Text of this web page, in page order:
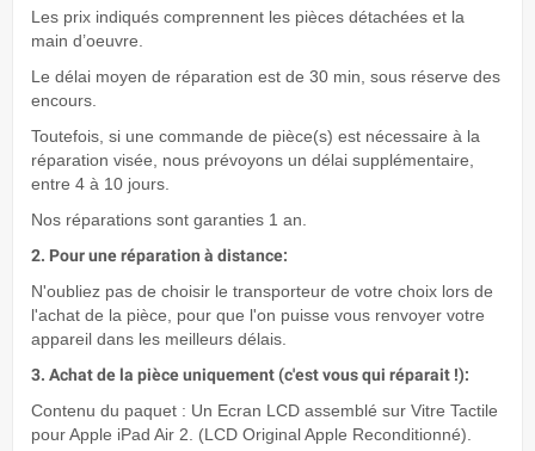
Les prix indiqués comprennent les pièces détachées et la
main d’oeuvre.
Le délai moyen de réparation est de 30 min, sous réserve des
encours.
Toutefois, si une commande de pièce(s) est nécessaire à la
réparation visée, nous prévoyons un délai supplémentaire,
entre 4 à 10 jours.
Nos réparations sont garanties 1 an.
2. Pour une réparation à distance:
N'oubliez pas de choisir le transporteur de votre choix lors de
l'achat de la pièce, pour que l'on puisse vous renvoyer votre
appareil dans les meilleurs délais.
3. Achat de la pièce uniquement (c'est vous qui réparait !):
Contenu du paquet : Un Ecran LCD assemblé sur Vitre Tactile
pour Apple iPad Air 2. (LCD Original Apple Reconditionné).